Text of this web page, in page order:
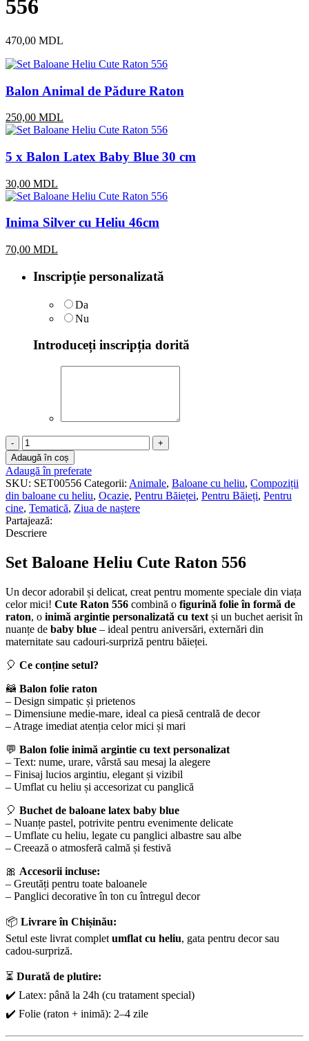
556
470,00 MDL
Balon Animal de Pădure Raton
250,00 MDL
5 x Balon Latex Baby Blue 30 cm
30,00 MDL
Inima Silver cu Heliu 46cm
70,00 MDL
Inscripție personalizată
Da
Nu
Introduceți inscripția dorită
Cantitate
Set
Baloane
Heliu
Cute
Raton
556
Adaugă în coș
Adaugă în preferate
SKU: SET00556 Categorii: Animale, Baloane cu heliu, Compoziții
din baloane cu heliu, Ocazie, Pentru Băieței, Pentru Băieți, Pentru
cine, Tematică, Ziua de naștere
Partajează:
Descriere
Set Baloane Heliu Cute Raton 556
Un decor adorabil și delicat, creat pentru momente speciale din viața
celor mici! Cute Raton 556 combină o figurină folie în formă de
raton, o inimă argintie personalizată cu text și un buchet aerisit în
nuanțe de baby blue – ideal pentru aniversări, externări din
maternitate sau cadouri-surpriză pentru băieței.
🎈 Ce conține setul?
🦝 Balon folie raton
– Design simpatic și prietenos
– Dimensiune medie-mare, ideal ca piesă centrală de decor
– Atrage imediat atenția celor mici și mari
💬 Balon folie inimă argintie cu text personalizat
– Text: nume, urare, vârstă sau mesaj la alegere
– Finisaj lucios argintiu, elegant și vizibil
– Umflat cu heliu și accesorizat cu panglică
🎈 Buchet de baloane latex baby blue
– Nuanțe pastel, potrivite pentru evenimente delicate
– Umflate cu heliu, legate cu panglici albastre sau albe
– Creează o atmosferă calmă și festivă
🎀 Accesorii incluse:
– Greutăți pentru toate baloanele
– Panglici decorative în ton cu întregul decor
📦 Livrare în Chișinău:
Setul este livrat complet umflat cu heliu, gata pentru decor sau
cadou-surpriză.
⏳ Durată de plutire:
✔️ Latex: până la 24h (cu tratament special)
✔️ Folie (raton + inimă): 2–4 zile